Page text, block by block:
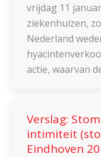
vrijdag 11
ziekenhuizen,
Nederland
actie, waarvan
Verslag:
intimiteit
Eindhoven